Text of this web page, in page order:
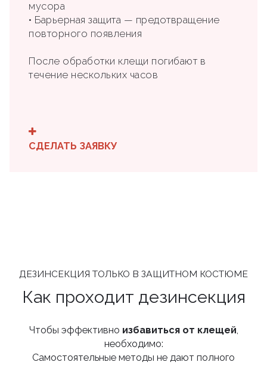
мусора
• Барьерная защита — предотвращение
повторного появления
После обработки клещи погибают в
течение нескольких часов
СДЕЛАТЬ ЗАЯВКУ
ДЕЗИНСЕКЦИЯ ТОЛЬКО В ЗАЩИТНОМ КОСТЮМЕ
Как проходит дезинсекция
Чтобы эффективно избавиться от клещей,
необходимо:
Самостоятельные методы не дают полного